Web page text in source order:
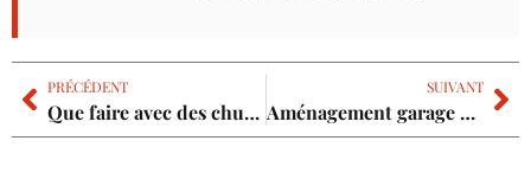
PRÉCÉDENT
Que faire avec des chutes de papier peint : les 9 idées astucieuses
SUIVANT
Aménagement garage en pièce à vivre : le coût et les autorisations ?